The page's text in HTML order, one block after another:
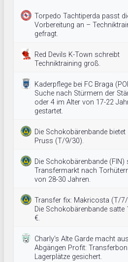
Torpedo Tachtiperda passt
Vorbereitung an –
gefragt.
Red Devils K-Town schreibt
Techniktraining groß.
Kaderpflege bei FC Braga
Suche nach Stürmern der
oder 4 im Alter von 17-22
gestartet.
Die Schokobärenbande bietet
Pruss (T/9/30).
Die Schokobärenbande (FIN)
Transfermarkt nach
von 28-30 Jahren.
Transfer fix: Makricosta (T/
Die Schokobärenbande satte
€.
Charly's Alte Garde macht aus
Abgängen Profit:
Lagerplätze gesichert.